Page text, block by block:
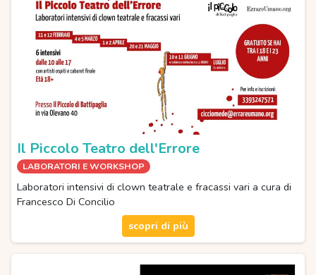
Il Piccolo Teatro dell'Errore
LABORATORI E WORKSHOP
Laboratori intensivi di clown teatrale e fracassi vari a cura di
Francesco Di Concilio
scopri di più